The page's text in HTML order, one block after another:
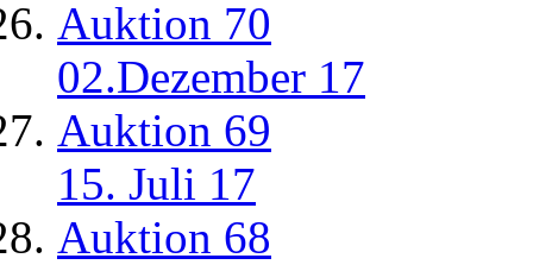
Auktion 70
02.Dezember 17
Auktion 69
15. Juli 17
Auktion 68